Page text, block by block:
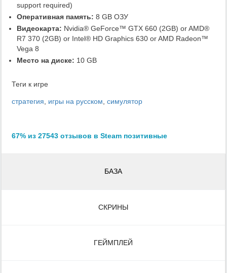
support required)
Оперативная память: 8 GB ОЗУ
Видеокарта: Nvidia® GeForce™ GTX 660 (2GB) or AMD®
R7 370 (2GB) or Intel® HD Graphics 630 or AMD Radeon™
Vega 8
Место на диске: 10 GB
Теги к игре
стратегия, игры на русском, симулятор
67% из 27543 отзывов в Steam позитивные
БАЗА
СКРИНЫ
ГЕЙМПЛЕЙ